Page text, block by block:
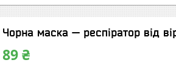
Чорна маска — респіратор від
89 ₴